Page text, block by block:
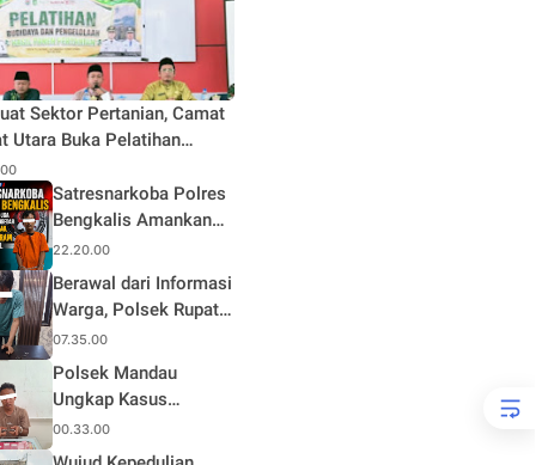
Sektor Pertanian, Camat
Utara Buka Pelatihan
dan Pengelolaan Hasil
Pertanian di Desa Teluk
Satresnarkoba Polres
Bengkalis Amankan
Terduga Pengedar
Sabu di Mandau, Sita
1,59 Gram Barang
Bukti
22.20.00
Berawal dari Informasi
Warga, Polsek Rupat
Ungkap Kasus Sabu
dan Amankan Seorang
Pria
07.35.00
Polsek Mandau
Ungkap Kasus
Narkotika, Seorang
Pria Diamankan
00.33.00